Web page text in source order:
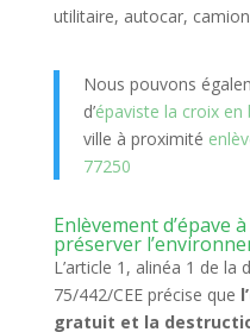
utilitaire, autocar,
Nous pouvons
d’épaviste la croix en
ville à proximité
77250
Enlèvement d’épave
préserver
L’article 1, alinéa 1 de la
75/442/CEE précise que
gratuit et la